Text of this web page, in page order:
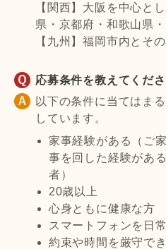
【関西】大阪を中心と
県・京都府・和歌山県
【九州】福岡市内とそ
応募条件を教えてくだ
以下の条件に当てはま
しています。
家事経験がある（ご
事を回した経験があ
者）
20歳以上
心身ともに健康な方
スマートフォンを日
約束や時間を厳守で